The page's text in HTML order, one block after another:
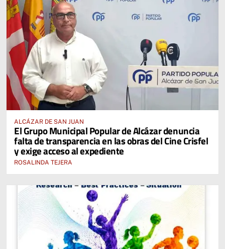
ALCÁZAR DE SAN JUAN
El Grupo Municipal Popular de Alcázar denuncia
falta de transparencia en las obras del Cine Crisfel
y exige acceso al expediente
ROSALINDA TEJERA